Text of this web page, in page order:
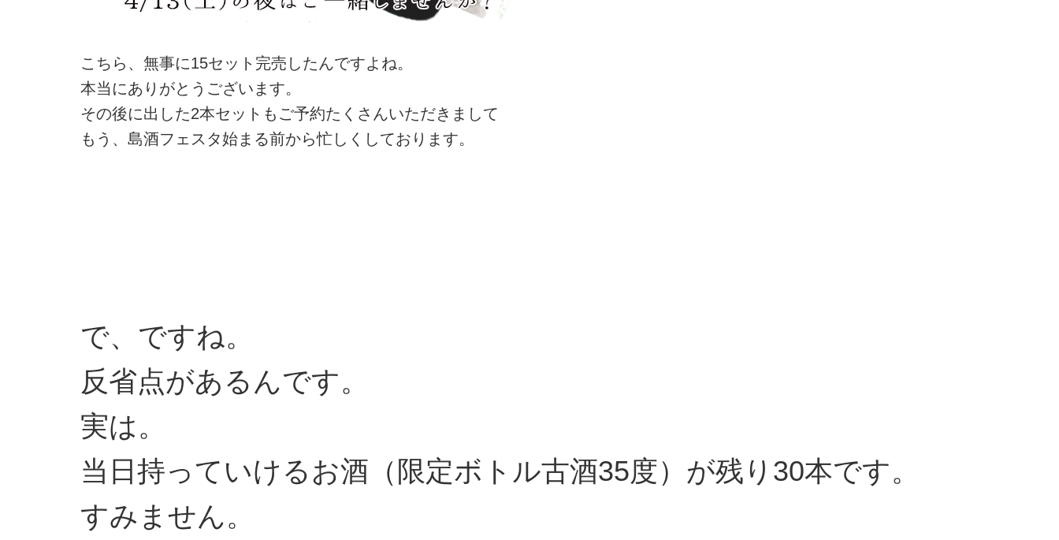
こちら、無事に15セット完売したんですよね。
本当にありがとうございます。
その後に出した2本セットもご予約たくさんいただきまして
もう、島酒フェスタ始まる前から忙しくしております。
で、ですね。
反省点があるんです。
実は。
当日持っていけるお酒（限定ボトル古酒35度）が残り30本です。
すみません。